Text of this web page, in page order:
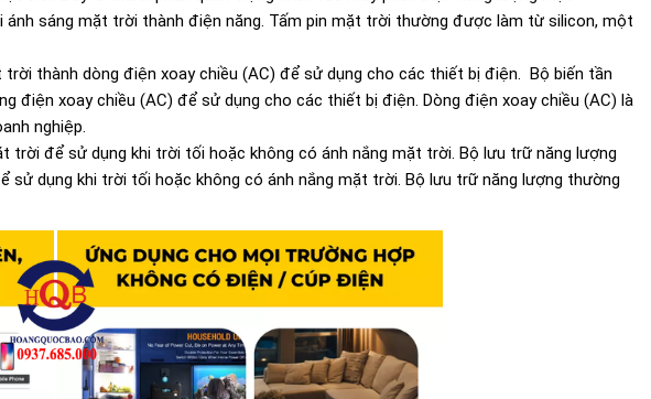
ánh sáng mặt trời thành điện năng. Tấm pin mặt trời thường được làm từ silicon, một
thành dòng điện xoay chiều (AC) để sử dụng cho các thiết bị điện. Bộ biến tần
xoay chiều (AC) để sử dụng cho các thiết bị điện. Dòng điện xoay chiều (AC) là
nghiệp.
để sử dụng khi trời tối hoặc không có ánh nắng mặt trời. Bộ lưu trữ năng lượng
dụng khi trời tối hoặc không có ánh nắng mặt trời. Bộ lưu trữ năng lượng thường